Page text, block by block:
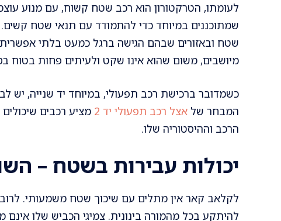
לעומתו, הטרקטורון הוא רכב שטח קשוח, עם מנוע
שמתוכננים במיוחד כדי להתמודד עם תנאי שטח
שטח ובאזורים שבהם הגישה ברגל כמעט בלתי
מיושבים, משום שהוא אינו שקט ולעיתים פחות בטוח
כשמדובר ברכישת רכב תפעולי, במיוחד יד שנייה, יש
המבחר של אצל רכב תפעולי יד 2
מציע רכבים
הרכב וההיסטוריה שלו.
יכולות עבירות בשטח –
לקלאב קאר אין מתלים עם שיכוך שטח משמעותי.
להיתקע בכל מהמורה בינונית. צמיגי הכביש שלו